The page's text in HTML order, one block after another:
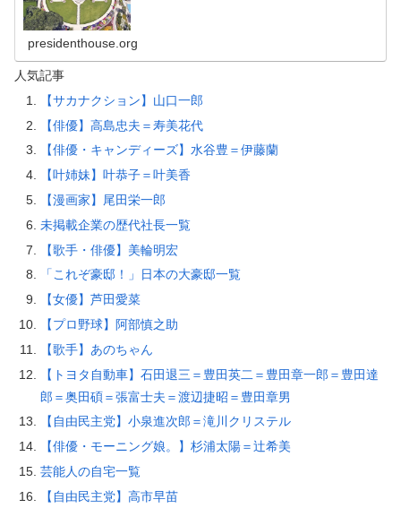
presidenthouse.org
人気記事
【サカナクション】山口一郎
【俳優】高島忠夫＝寿美花代
【俳優・キャンディーズ】水谷豊＝伊藤蘭
【叶姉妹】叶恭子＝叶美香
【漫画家】尾田栄一郎
未掲載企業の歴代社長一覧
【歌手・俳優】美輪明宏
「これぞ豪邸！」日本の大豪邸一覧
【女優】芦田愛菜
【プロ野球】阿部慎之助
【歌手】あのちゃん
【トヨタ自動車】石田退三＝豊田英二＝豊田章一郎＝豊田達
郎＝奥田碩＝張富士夫＝渡辺捷昭＝豊田章男
【自由民主党】小泉進次郎＝滝川クリステル
【俳優・モーニング娘。】杉浦太陽＝辻希美
芸能人の自宅一覧
【自由民主党】高市早苗